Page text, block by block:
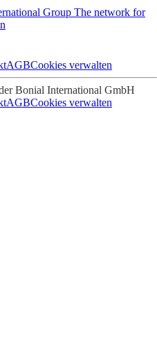
Group The network for
AGBCookies verwalten
Bonial International GmbH
AGBCookies verwalten